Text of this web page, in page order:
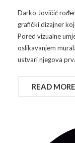
Darko Jovičić
grafički dizajner
Pored vizualne
oslikavanjem
ustvari njegova
READ MORE